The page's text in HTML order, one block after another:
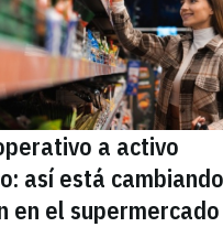
a activo
así está
en el supermercado